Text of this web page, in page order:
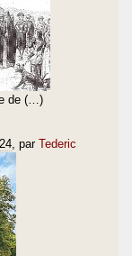
de (…)
, par Tederic